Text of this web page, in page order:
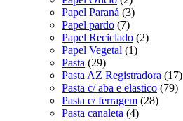
Papel Paraná (3)
Papel pardo (7)
Papel Reciclado (2)
Papel Vegetal (1)
Pasta (29)
Pasta AZ Registradora (17)
Pasta c/ aba e elastico (79)
Pasta c/ ferragem (28)
Pasta canaleta (4)